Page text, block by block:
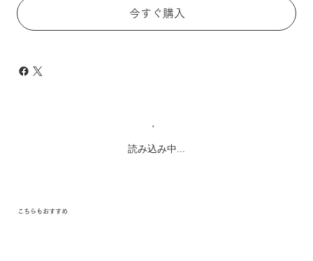
今すぐ購入
読み込み中...
こちらもおすすめ